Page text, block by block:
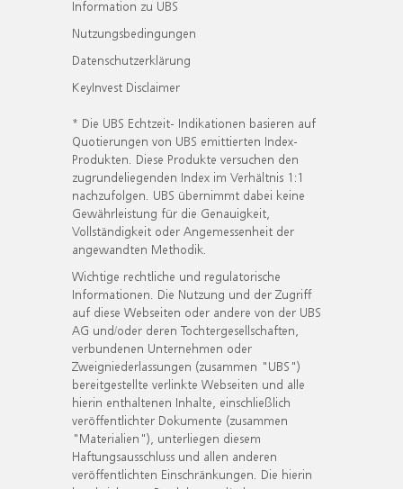
Information zu UBS
Nutzungsbedingungen
Datenschutzerklärung
KeyInvest Disclaimer
* Die UBS Echtzeit- Indikationen basieren auf
Quotierungen von UBS emittierten Index-
Produkten. Diese Produkte versuchen den
zugrundeliegenden Index im Verhältnis 1:1
nachzufolgen. UBS übernimmt dabei keine
Gewährleistung für die Genauigkeit,
Vollständigkeit oder Angemessenheit der
angewandten Methodik.
Wichtige rechtliche und regulatorische
Informationen. Die Nutzung und der Zugriff
auf diese Webseiten oder andere von der UBS
AG und/oder deren Tochtergesellschaften,
verbundenen Unternehmen oder
Zweigniederlassungen (zusammen "UBS")
bereitgestellte verlinkte Webseiten und alle
hierin enthaltenen Inhalte, einschließlich
veröffentlichter Dokumente (zusammen
"Materialien"), unterliegen diesem
Haftungsausschluss und allen anderen
veröffentlichten Einschränkungen. Die hierin